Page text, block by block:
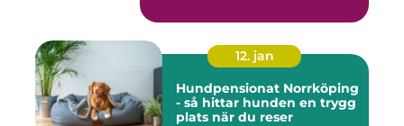
12. jan
Hundpensionat Norrköping
- så hittar hunden en trygg
plats när du reser